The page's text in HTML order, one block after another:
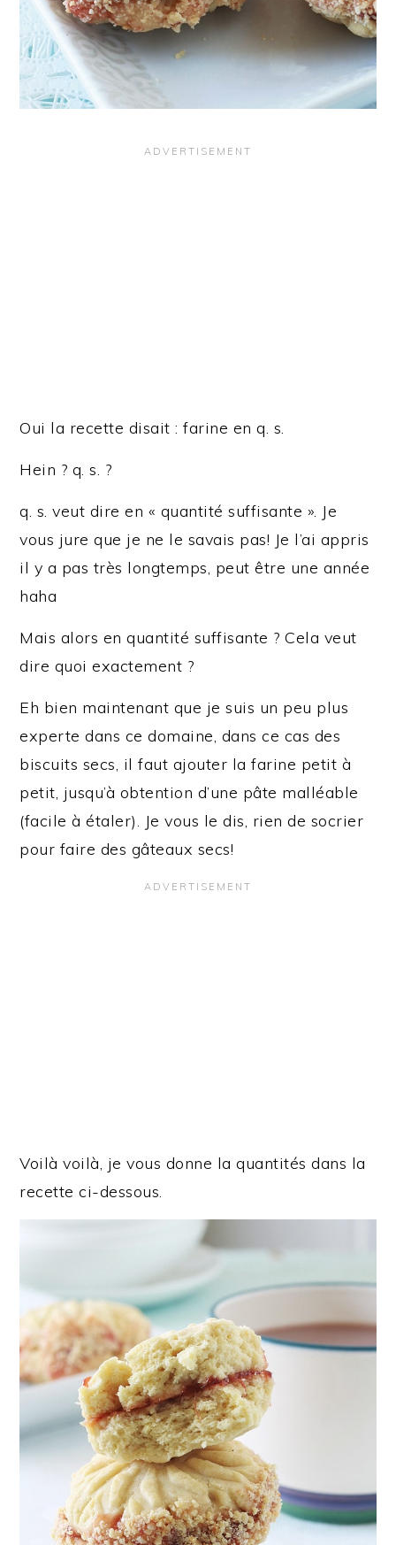
Oui la recette disait : farine en q. s.
Hein ? q. s. ?
q. s. veut dire en « quantité suffisante ». Je
vous jure que je ne le savais pas! Je l’ai appris
il y a pas très longtemps, peut être une année
haha
Mais alors en quantité suffisante ? Cela veut
dire quoi exactement ?
Eh bien maintenant que je suis un peu plus
experte dans ce domaine, dans ce cas des
biscuits secs, il faut ajouter la farine petit à
petit, jusqu’à obtention d’une pâte malléable
(facile à étaler). Je vous le dis, rien de socrier
pour faire des gâteaux secs!
Voilà voilà, je vous donne la quantités dans la
recette ci-dessous.